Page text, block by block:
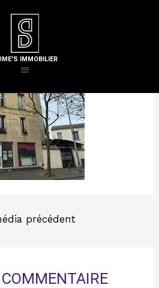
IMMOBILIER
/ Par
précédent